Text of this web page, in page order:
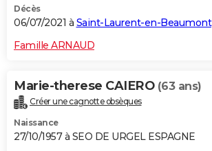
Décès
06/07/2021 à Saint-Laurent-en-Beaumont
Famille ARNAUD
Marie-therese CAIERO (63 ans)
Créer une cagnotte obsèques
Naissance
27/10/1957 à SEO DE URGEL ESPAGNE